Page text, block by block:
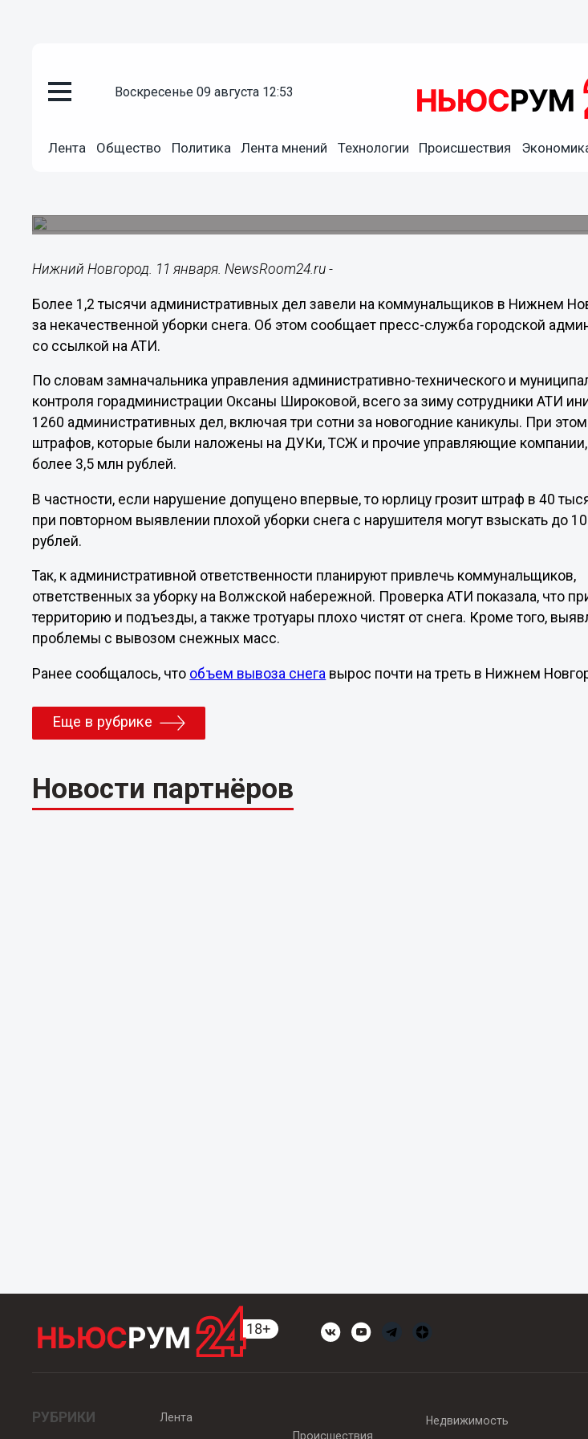
воскресенье 09 августа 12:53
Лента Общество Политика Лента мнений Технологии Происшествия
Свыше 1200 дел из-за плохой уборки снега возбудила
Нижний Новгород. 11 января. NewsRoom24.ru -
Более 1,2 тысячи административных дел завели на коммунальщиков в Нижнем
за некачественной уборки снега. Об этом сообщает пресс-служба городской
со ссылкой на АТИ.
По словам замначальника управления административно-технического и
контроля горадминистрации Оксаны Широковой, всего за зиму сотрудники АТИ
1260 административных дел, включая три сотни за новогодние каникулы. При
штрафов, которые были наложены на ДУКи, ТСЖ и прочие управляющие компании,
более 3,5 млн рублей.
В частности, если нарушение допущено впервые, то юрлицу грозит штраф в 40
при повторном выявлении плохой уборки снега с нарушителя могут взыскать до
рублей.
Так, к административной ответственности планируют привлечь коммунальщиков,
ответственных за уборку на Волжской набережной. Проверка АТИ показала, что
территорию и подъезды, а также тротуары плохо чистят от снега. Кроме того,
проблемы с вывозом снежных масс.
Ранее сообщалось, что объем вывоза снега вырос почти на треть в Нижнем
Еще в рубрике
Новости партнёров
РУБРИКИ
Лента
Происшествия
Недвижимость